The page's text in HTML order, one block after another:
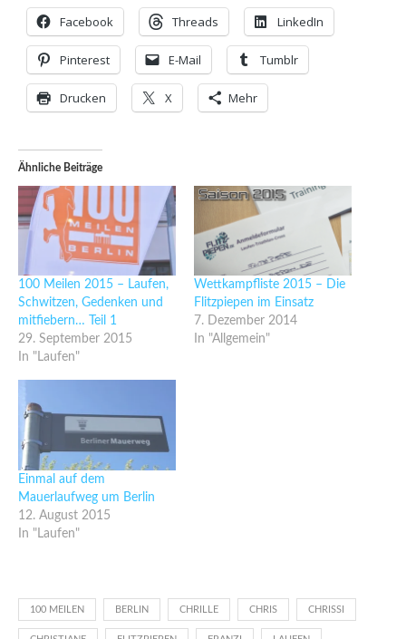
Facebook Threads LinkedIn
Pinterest E-Mail Tumblr
Drucken X Mehr
Ähnliche Beiträge
100 Meilen 2015 – Laufen,
Schwitzen, Gedenken und
mitfiebern… Teil 1
29. September 2015
In "Laufen"
Wettkampfliste 2015 – Die
Flitzpiepen im Einsatz
7. Dezember 2014
In "Allgemein"
Einmal auf dem
Mauerlaufweg um Berlin
12. August 2015
In "Laufen"
100 MEILEN BERLIN CHRILLE CHRIS CHRISSI